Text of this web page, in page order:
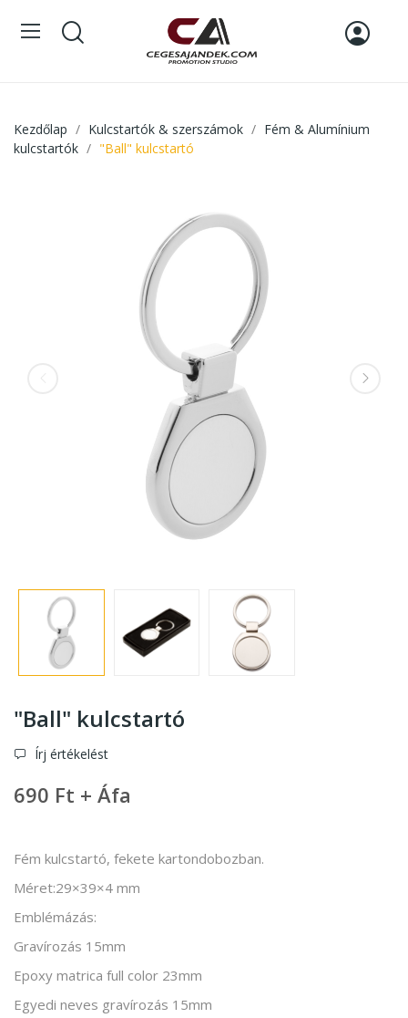
Kezdőlap Kulcstartók & szerszámok
Fém & Alumínium
kulcstartók
"Ball" kulcstartó
"Ball" kulcstartó
Írj értékelést
690 Ft + Áfa
Fém kulcstartó, fekete kartondobozban.
Méret:29×39×4 mm
Emblémázás:
Gravírozás 15mm
Epoxy matrica full color 23mm
Egyedi neves gravírozás 15mm